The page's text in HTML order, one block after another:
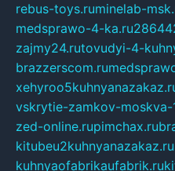
rebus-toys.ruminelab-
medsprawo-4-ka.ru
zajmy24.rutovudyi-4-
brazzerscom.ru
vskrytie-zamkov-moskva-
zed-online.rupimchax.ru
kitubeu2kuhnyanazakaz.ru
kuhnyaofabrikaufabrik.ru